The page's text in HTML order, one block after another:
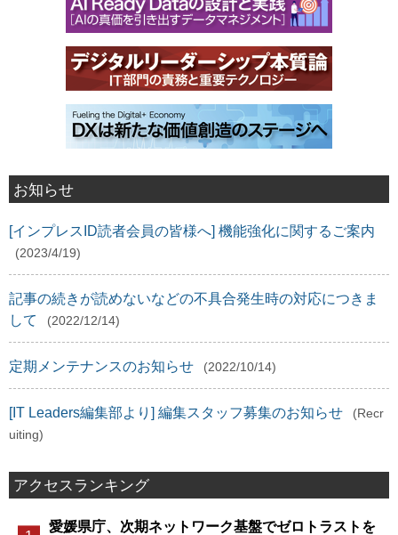
お知らせ
[インプレスID読者会員の皆様へ] 機能強化に関するご案内
(2023/4/19)
記事の続きが読めないなどの不具合発生時の対応につきま
して
(2022/12/14)
定期メンテナンスのお知らせ (2022/10/14)
[IT Leaders編集部より] 編集スタッフ募集のお知らせ
(Recr
uiting)
アクセスランキング
愛媛県庁、次期ネットワーク基盤でゼロトラストを